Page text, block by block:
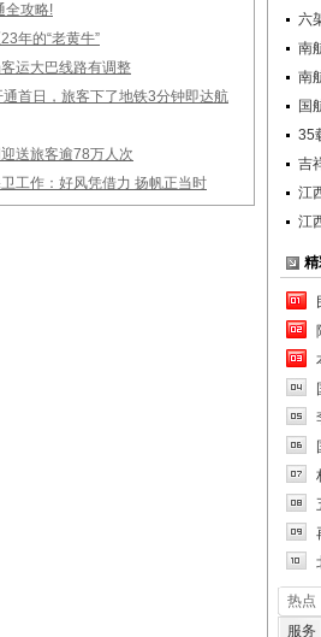
全攻略!
年的“老黄牛”
运大巴线路有调整
首日，旅客下了地铁3分钟即达航
送旅客逾78万人次
工作：好风凭借力 扬帆正当时
六
南
南
国
35
吉
江
江
热点
服务